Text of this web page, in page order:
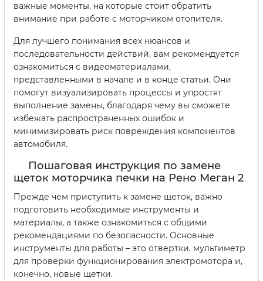
важные моменты, на которые стоит обратить
внимание при работе с моторчиком отопителя.
Для лучшего понимания всех нюансов и
последовательности действий, вам рекомендуется
ознакомиться с видеоматериалами,
представленными в начале и в конце статьи. Они
помогут визуализировать процессы и упростят
выполнение замены, благодаря чему вы сможете
избежать распространенных ошибок и
минимизировать риск повреждения компонентов
автомобиля.
Пошаговая инструкция по замене
щеток моторчика печки на Рено Меган 2
Прежде чем приступить к замене щеток, важно
подготовить необходимые инструменты и
материалы, а также ознакомиться с общими
рекомендациями по безопасности. Основные
инструменты для работы – это отвертки, мультиметр
для проверки функционирования электромотора и,
конечно, новые щетки.